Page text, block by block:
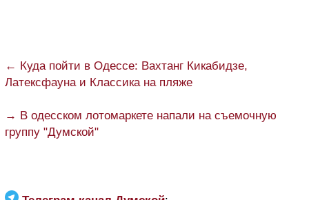
← Куда пойти в Одессе: Вахтанг Кикабидзе,
Латексфауна и Классика на пляже
→ В одесском лотомаркете напали на съемочную
группу "Думской"